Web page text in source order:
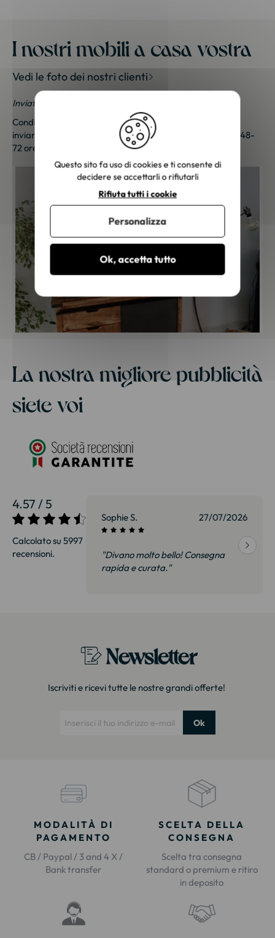
I nostri mobili a casa vostra
Vedi le foto dei nostri clienti
Inviateci le vostre foto; una piccola sorpresa vi aspetta!
Condividi le tue foto e ricevi una sorpresa!
inviarci le tue foto. Un piccolo regalo ti sarà inviato entro 48-
72 ore lavorative. Grazie per la tua fedeltà!
La nostra migliore pubblicità
siete voi
4.57 / 5
Calcolato su 5997
recensioni.
27/07/2026 Sophie S. 27/07/2026
"Divano molto bello! Consegna
rapida e curata."
Newsletter
Iscriviti e ricevi tutte le nostre grandi offerte!
Ok
MODALITÀ DI
PAGAMENTO
CB / Paypal / 3 and 4 X /
Bank transfer
SCELTA DELLA
CONSEGNA
Scelta tra consegna
standard o premium e ritiro
in deposito
Questo sito fa uso di cookies e ti consente di
decidere se accettarli o rifiutarli
Ok, accetta tutto
Rifiuta tutti i cookie
Personalizza